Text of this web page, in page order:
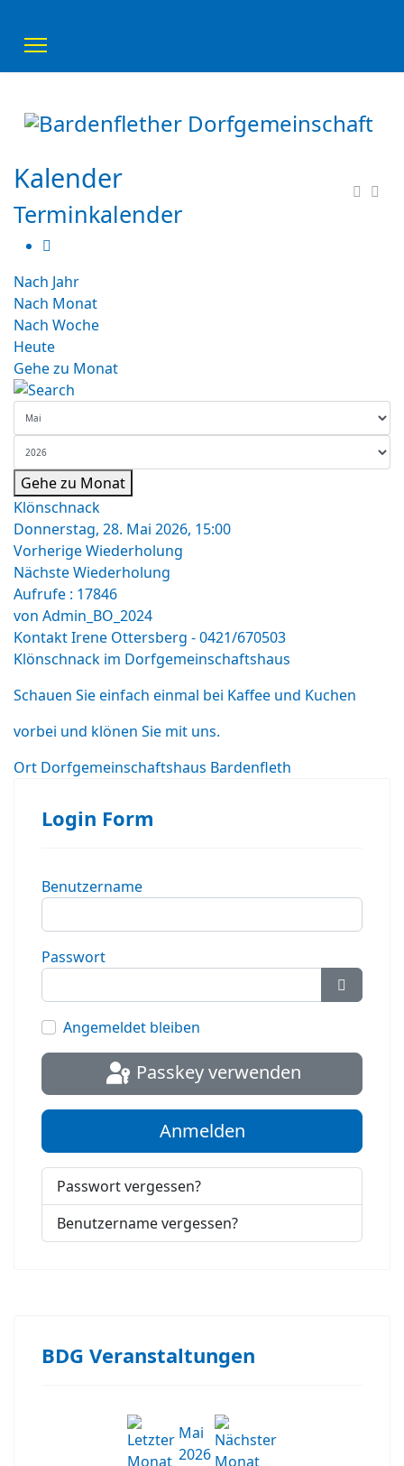
Kalender
Terminkalender
Nach Jahr
Nach Monat
Nach Woche
Heute
Gehe zu Monat
Gehe zu Monat
Klönschnack
Donnerstag, 28. Mai 2026, 15:00
Vorherige Wiederholung
Nächste Wiederholung
Aufrufe : 17846
von Admin_BO_2024
KontaktIrene Ottersberg - 0421/670503
Klönschnack im Dorfgemeinschaftshaus
Schauen Sie einfach einmal bei Kaffee und Kuchen
vorbei und klönen Sie mit uns.
Ort Dorfgemeinschaftshaus Bardenfleth
Login Form
Benutzername
Passwort
Angemeldet bleiben
Passkey verwenden
Anmelden
Passwort vergessen?
Benutzername vergessen?
BDG Veranstaltungen
Mai
2026